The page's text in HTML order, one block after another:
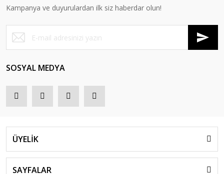
Kampanya ve duyurulardan ilk siz haberdar olun!
SOSYAL MEDYA
ÜYELİK
SAYFALAR